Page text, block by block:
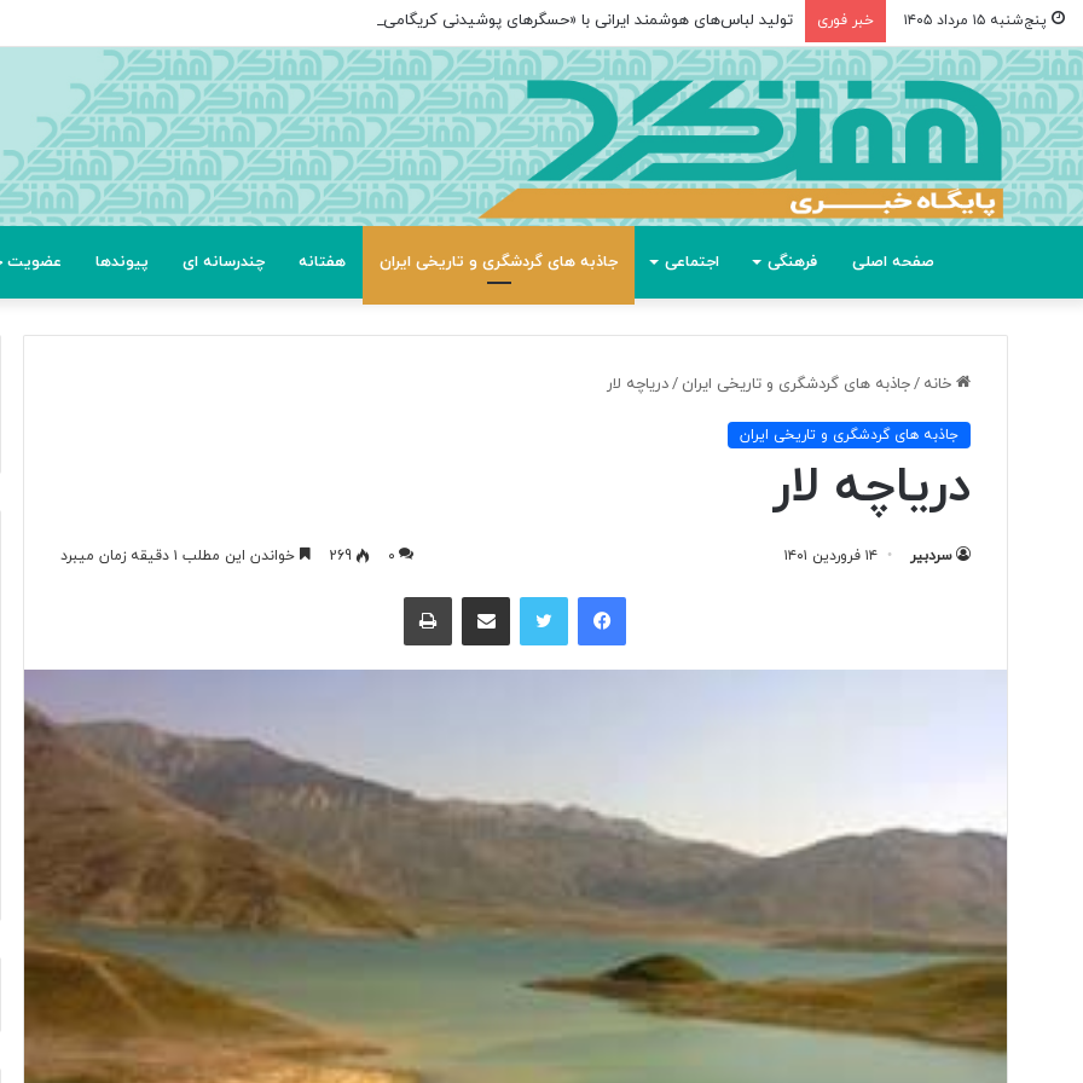
پنج‌شنبه ۱۵ مرداد ۱۴۰۵ خبر فوری تولید لباس‌های هوشمند ایرانی با «حسگرهای پوشیدنی کریگامی»
صفحه اصلی فرهنگی اجتماعی جاذبه های گردشگری و تاریخی ایران هفتانه چندرسانه ای پیوندها عضویت
خانه /جاذبه های گردشگری و تاریخی ایران /دریاچه لار
جاذبه های گردشگری و تاریخی ایران
دریاچه لار
سردبیر ۱۴ فروردین ۱۴۰۱ ۰ 269 خواندن این مطلب ۱ دقیقه زمان میبرد
فیس بوک توییتر اشتراک گذاری از طریق ایمیل چاپ
ثبت بالاترین غلظت میکروپلاستیک در
هوای شهر تهران
«کافه نادری» به تالار حافظ می‌آید